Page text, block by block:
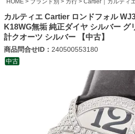
HOME ブランド別 カ行 Cartier｜カルティ
カルティエ Cartier ロンドフォル
K18WG無垢 純正ダイヤ シルバー グ
計クオーツ シルバー 【中古】
商品問合せID： 240500553180
中古